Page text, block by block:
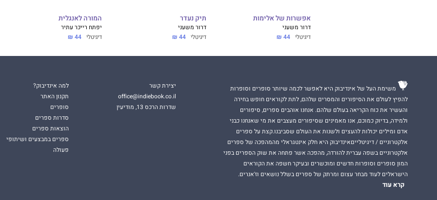
אפשרות של אלימות
דרור משעני
דיגיטלי 44 ₪
תיק נעדר
דרור משעני
דיגיטלי 44 ₪
המורה לאנגלית
יפתח רייכר עתיר
דיגיטלי 44 ₪
משימת העל של אינדיבוק היא לאפשר לכמה שיותר סופרים וסופרות
להפיץ לעולם את הסיפורים והמסרים שלהם, לתת לקוראים חופש בחירה
והעשיר את כוח הקריאה בעולם שלהם. אנחנו אוהבים ספרים, סיפורים
ולמידה, בדיוק כמוכם, אנו מאמינים שסיפורים מעצבים את מי שאנחנו כבני
אדם ומילים יכולות להעצים ולשנות את העולם שסביבנו.קצת על ספרים
אלקטרוניים / דיגיטלייםאינדיבוק היא חלק אינטגראלי מהמהפכה של ספרים
אלקטרוניים בשפה עברית להורדה, מהפכה אשר פתחה את שוק הספרים בפני
המון סופרים וסופרות חדשים ומוכשרים ובעיקר חשפה את הקוראים
הישראלים לעוד מבחר עצום ומרתק של ספרים בשלל נושאים וז'אנרים.
קרא עוד
יצירת קשר
office@indiebook.co.il
שדרות הרכס 13, מודיעין
למה אינדיבוק?
תקנון האתר
סופרים
סדרות ספרים
הוצאות ספרים
ספרים במבצעים ושיתופי
פעולה